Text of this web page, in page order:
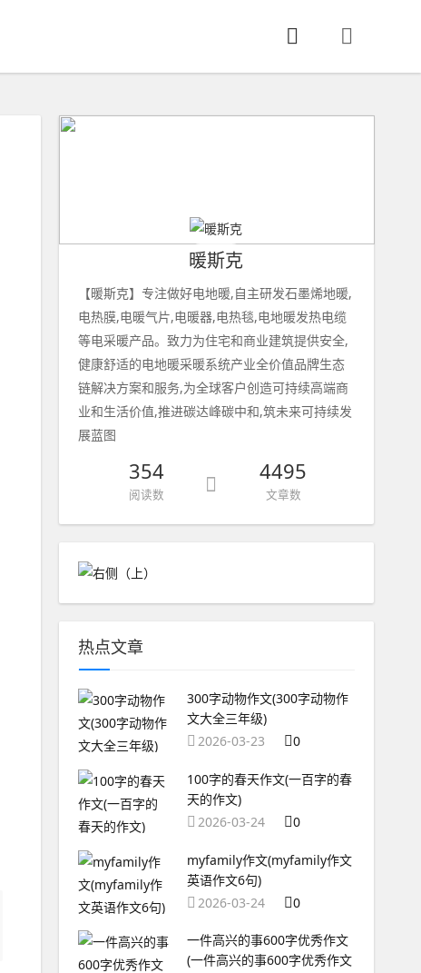
暖斯克
【暖斯克】专注做好电地暖,自主研发石墨烯地暖,
电热膜,电暖气片,电暖器,电热毯,电地暖发热电缆
等电采暖产品。致力为住宅和商业建筑提供安全,
健康舒适的电地暖采暖系统产业全价值品牌生态
链解决方案和服务,为全球客户创造可持续高端商
业和生活价值,推进碳达峰碳中和,筑未来可持续发
展蓝图
354
阅读数
4495
文章数
热点文章
300字动物作文(300字动物作
文大全三年级)
2026-03-23
0
100字的春天作文(一百字的春
天的作文)
2026-03-24
0
myfamily作文(myfamily作文
英语作文6句)
2026-03-24
0
一件高兴的事600字优秀作文
(一件高兴的事600字优秀作文